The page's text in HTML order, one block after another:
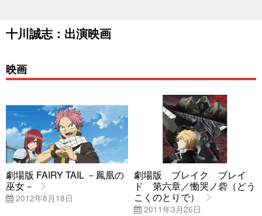
十川誠志：出演映画
映画
劇場版 FAIRY TAIL －鳳凰の
巫女－
2012年8月18日
劇場版 ブレイク ブレイ
ド 第六章／慟哭ノ砦（どう
こくのとりで）
2011年3月26日